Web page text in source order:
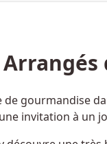
de gourmandise
invitation à un